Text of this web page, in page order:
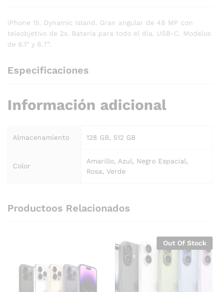
iPhone 15. Dynamic Island. Gran angular de 48 MP con
teleobjetivo de 2x. Batería para todo el día. USB-C. Modelos
de 6.1” y 6.7”.
Especificaciones
Información adicional
Almacenamiento 128 GB, 512 GB
Color
Amarillo, Azul, Negro Espacial,
Rosa, Verde
Productoos Relacionados
Out Of Stock